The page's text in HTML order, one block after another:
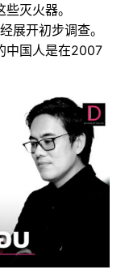
灭火器。
展开初步调查。
中国人是在2007